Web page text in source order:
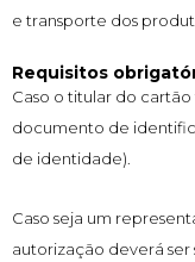
e transporte dos
Requisitos
Caso o titular do
documento de
de identidade).
Caso seja um
autorização deverá ser